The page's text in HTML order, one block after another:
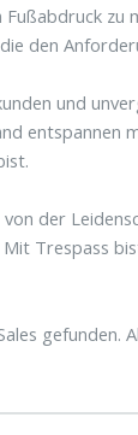
den
und
entspannen
der
Trespass
gefunden.